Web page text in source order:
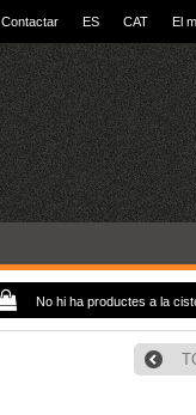
Contactar ES CAT El
No hi ha productes a la